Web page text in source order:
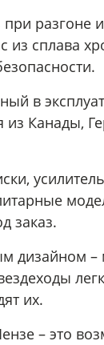
при разгоне
из сплава
в
из Канады,
заказ.
дизайном –
их.
– это